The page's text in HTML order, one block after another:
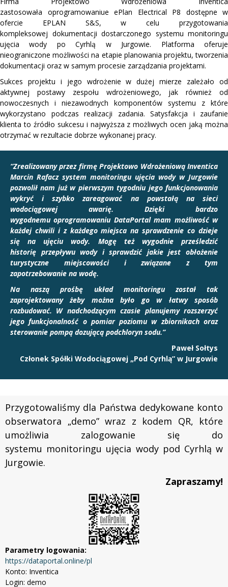
zastosowała oprogramowaniue ePlan Electrical P8 dostępne w
ofercie EPLAN S&S, w celu przygotowania
kompleksowej dokumentacji dostarczonego systemu monitoringu
ujęcia wody po Cyrhlą w Jurgowie. Platforma oferuje
nieograniczone możliwości na etapie planowania projektu, tworzenia
dokumentacji oraz w samym procesie zarządzania projektami.
Sukces projektu i jego wdrożenie w dużej mierze zależało od
aktywnej postawy zespołu wdrożeniowego, jak również od
nowoczesnych i niezawodnych komponentów systemu z które
wykorzystano podczas realizacji zadania. Satysfakcja i zaufanie
klienta to źródło sukcesu i najwyższa z możliwych ocen jaką można
otrzymać w rezultacie dobrze wykonanej pracy.
“Zrealizowany przez firmę Projektowo Wdrożeniową Inventica
Marcin Rafacz system monitoringu ujęcia wody w Jurgowie
pozwolił nam już w pierwszym tygodniu jego funkcjonowania
wykryć i szybko zareagować na powstałą na sieci
wodociągowej awarię. Dzięki bardzo
wygodnemu oprogramowaniu DataPortal mam możliwość w
każdej chwili i z każdego miejsca na sprawdzenie co dzieje
się na ujęciu wody. Mogę też wygodnie prześledzić
historię przepływu wody i sprawdzić jakie jest obłożenie
turystyczne miejscowości i związane z tym
zapotrzebowanie na wodę.
Na naszą prośbę układ monitoringu został tak
zaprojektowany żeby można było go w łatwy sposób
rozbudować. W nadchodzącym czasie planujemy rozszerzyć
jego funkcjonalność o pomiar poziomu w zbiornikach oraz
sterowanie pompą dozującą podchloryn sodu.”
Paweł Sołtys
Członek Spółki Wodociągowej „Pod Cyrhlą” w Jurgowie
Przygotowaliśmy dla Państwa dedykowane konto
obserwatora „demo” wraz z kodem QR, które
umożliwia zalogowanie się do
systemu monitoringu ujęcia wody pod Cyrhlą w
Jurgowie.
Zapraszamy!
Parametry logowania:
https://dataportal.online/pl
Konto: Inventica
Login: demo